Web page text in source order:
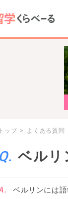
トップ よくある質問
ベルリ
ベルリンには